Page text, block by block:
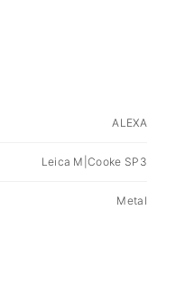
ALEXA
Leica M|Cooke SP3
Metal